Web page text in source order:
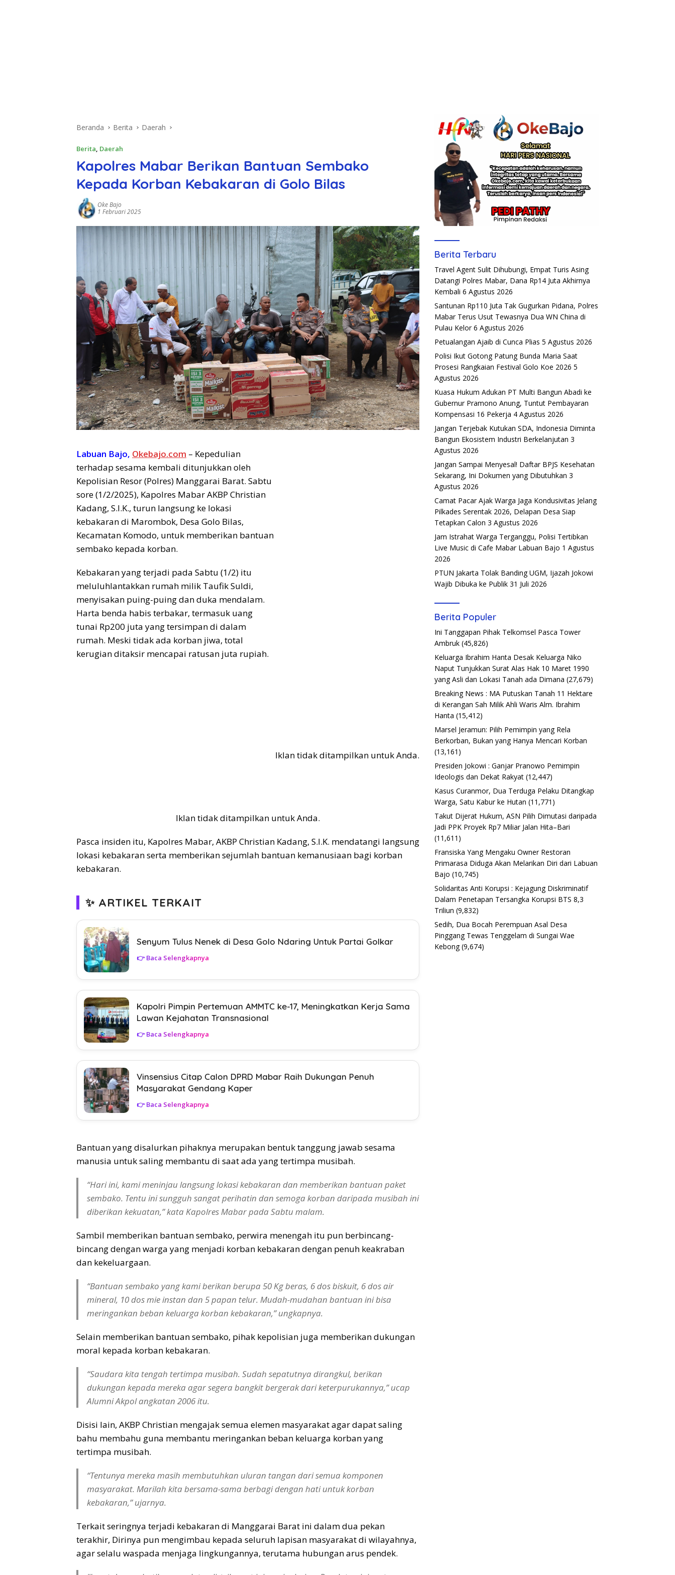
Beranda Berita Daerah
Berita, Daerah
Kapolres Mabar Berikan Bantuan Sembako
Kepada Korban Kebakaran di Golo Bilas
Oke Bajo
1 Februari 2025
Iklan tidak ditampilkan untuk Anda.
Labuan Bajo, Okebajo.com – Kepedulian
terhadap sesama kembali ditunjukkan oleh
Kepolisian Resor (Polres) Manggarai Barat. Sabtu
sore (1/2/2025), Kapolres Mabar AKBP Christian
Kadang, S.I.K., turun langsung ke lokasi
kebakaran di Marombok, Desa Golo Bilas,
Kecamatan Komodo, untuk memberikan bantuan
sembako kepada korban.
Kebakaran yang terjadi pada Sabtu (1/2) itu
meluluhlantakkan rumah milik Taufik Suldi,
menyisakan puing-puing dan duka mendalam.
Harta benda habis terbakar, termasuk uang
tunai Rp200 juta yang tersimpan di dalam
rumah. Meski tidak ada korban jiwa, total
kerugian ditaksir mencapai ratusan juta rupiah.
Iklan tidak ditampilkan untuk Anda.
Pasca insiden itu, Kapolres Mabar, AKBP Christian Kadang, S.I.K. mendatangi langsung
lokasi kebakaran serta memberikan sejumlah bantuan kemanusiaan bagi korban
kebakaran.
✨ ARTIKEL TERKAIT
Senyum Tulus Nenek di Desa Golo Ndaring Untuk Partai Golkar
👉 Baca Selengkapnya
Kapolri Pimpin Pertemuan AMMTC ke-17, Meningkatkan Kerja Sama
Lawan Kejahatan Transnasional
👉 Baca Selengkapnya
Vinsensius Citap Calon DPRD Mabar Raih Dukungan Penuh
Masyarakat Gendang Kaper
👉 Baca Selengkapnya
Bantuan yang disalurkan pihaknya merupakan bentuk tanggung jawab sesama
manusia untuk saling membantu di saat ada yang tertimpa musibah.
“Hari ini, kami meninjau langsung lokasi kebakaran dan memberikan bantuan paket
sembako. Tentu ini sungguh sangat perihatin dan semoga korban daripada musibah ini
diberikan kekuatan,” kata Kapolres Mabar pada Sabtu malam.
Sambil memberikan bantuan sembako, perwira menengah itu pun berbincang-
bincang dengan warga yang menjadi korban kebakaran dengan penuh keakraban
dan kekeluargaan.
“Bantuan sembako yang kami berikan berupa 50 Kg beras, 6 dos biskuit, 6 dos air
mineral, 10 dos mie instan dan 5 papan telur. Mudah-mudahan bantuan ini bisa
meringankan beban keluarga korban kebakaran,” ungkapnya.
Selain memberikan bantuan sembako, pihak kepolisian juga memberikan dukungan
moral kepada korban kebakaran.
“Saudara kita tengah tertimpa musibah. Sudah sepatutnya dirangkul, berikan
dukungan kepada mereka agar segera bangkit bergerak dari keterpurukannya,” ucap
Alumni Akpol angkatan 2006 itu.
Disisi lain, AKBP Christian mengajak semua elemen masyarakat agar dapat saling
bahu membahu guna membantu meringankan beban keluarga korban yang
tertimpa musibah.
“Tentunya mereka masih membutuhkan uluran tangan dari semua komponen
masyarakat. Marilah kita bersama-sama berbagi dengan hati untuk korban
kebakaran,” ujarnya.
Terkait seringnya terjadi kebakaran di Manggarai Barat ini dalam dua pekan
terakhir, Dirinya pun mengimbau kepada seluruh lapisan masyarakat di wilayahnya,
agar selalu waspada menjaga lingkungannya, terutama hubungan arus pendek.
Berita Terbaru
Travel Agent Sulit Dihubungi, Empat Turis Asing
Datangi Polres Mabar, Dana Rp14 Juta Akhirnya
Kembali 6 Agustus 2026
Santunan Rp110 Juta Tak Gugurkan Pidana, Polres
Mabar Terus Usut Tewasnya Dua WN China di
Pulau Kelor 6 Agustus 2026
Petualangan Ajaib di Cunca Plias 5 Agustus 2026
Polisi Ikut Gotong Patung Bunda Maria Saat
Prosesi Rangkaian Festival Golo Koe 2026 5
Agustus 2026
Kuasa Hukum Adukan PT Multi Bangun Abadi ke
Gubernur Pramono Anung, Tuntut Pembayaran
Kompensasi 16 Pekerja 4 Agustus 2026
Jangan Terjebak Kutukan SDA, Indonesia Diminta
Bangun Ekosistem Industri Berkelanjutan 3
Agustus 2026
Jangan Sampai Menyesal! Daftar BPJS Kesehatan
Sekarang, Ini Dokumen yang Dibutuhkan 3
Agustus 2026
Camat Pacar Ajak Warga Jaga Kondusivitas Jelang
Pilkades Serentak 2026, Delapan Desa Siap
Tetapkan Calon 3 Agustus 2026
Jam Istrahat Warga Terganggu, Polisi Tertibkan
Live Music di Cafe Mabar Labuan Bajo 1 Agustus
2026
PTUN Jakarta Tolak Banding UGM, Ijazah Jokowi
Wajib Dibuka ke Publik 31 Juli 2026
Berita Populer
Ini Tanggapan Pihak Telkomsel Pasca Tower
Ambruk (45,826)
Keluarga Ibrahim Hanta Desak Keluarga Niko
Naput Tunjukkan Surat Alas Hak 10 Maret 1990
yang Asli dan Lokasi Tanah ada Dimana (27,679)
Breaking News : MA Putuskan Tanah 11 Hektare
di Kerangan Sah Milik Ahli Waris Alm. Ibrahim
Hanta (15,412)
Marsel Jeramun: Pilih Pemimpin yang Rela
Berkorban, Bukan yang Hanya Mencari Korban
(13,161)
Presiden Jokowi : Ganjar Pranowo Pemimpin
Ideologis dan Dekat Rakyat (12,447)
Kasus Curanmor, Dua Terduga Pelaku Ditangkap
Warga, Satu Kabur ke Hutan (11,771)
Takut Dijerat Hukum, ASN Pilih Dimutasi daripada
Jadi PPK Proyek Rp7 Miliar Jalan Hita–Bari
(11,611)
Fransiska Yang Mengaku Owner Restoran
Primarasa Diduga Akan Melarikan Diri dari Labuan
Bajo (10,745)
Solidaritas Anti Korupsi : Kejagung Diskriminatif
Dalam Penetapan Tersangka Korupsi BTS 8,3
Triliun (9,832)
Sedih, Dua Bocah Perempuan Asal Desa
Pinggang Tewas Tenggelam di Sungai Wae
Kebong (9,674)